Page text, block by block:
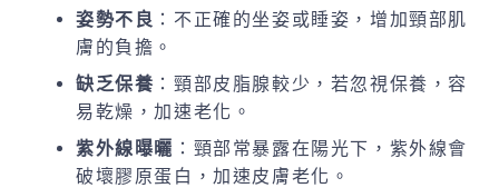
姿勢不良 ：不正確的坐姿或睡姿，增加頸部肌
膚的負擔。
缺乏保養 ：頸部皮脂腺較少，若忽視保養，容
易乾燥，加速老化。
紫外線曝曬 ：頸部常暴露在陽光下，紫外線會
破壞膠原蛋白，加速皮膚老化。